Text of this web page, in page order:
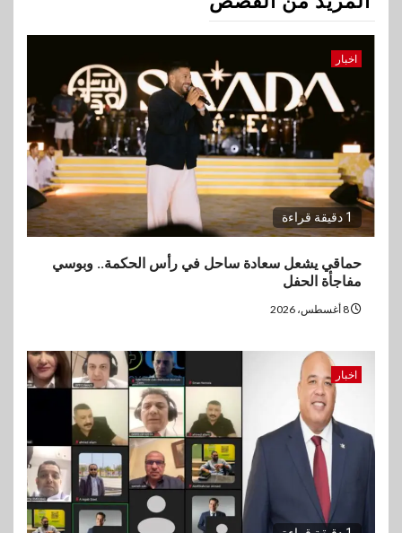
اخبار
1 دقيقة قراءة
حماقي يشعل سعادة ساحل في رأس الحكمة.. وبوسي
مفاجأة الحفل
اخبار